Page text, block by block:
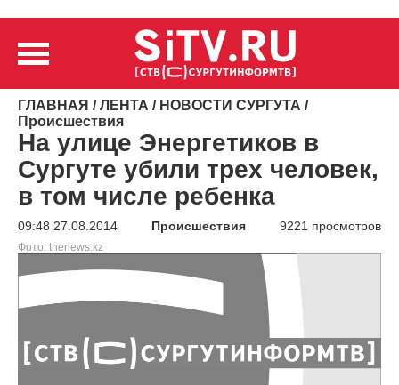
ГЛАВНАЯ /ЛЕНТА / НОВОСТИ СУРГУТА /
Происшествия
На улице Энергетиков в
Сургуте убили трех человек,
в том числе ребенка
09:48 27.08.2014 Происшествия 9221 просмотров
Фото: thenews.kz